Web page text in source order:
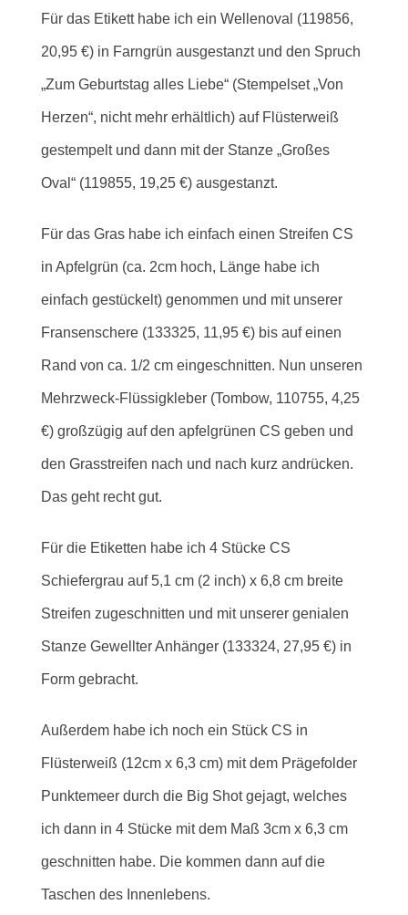
Für das Etikett habe ich ein Wellenoval (119856,
20,95 €) in Farngrün ausgestanzt und den Spruch
„Zum Geburtstag alles Liebe“ (Stempelset „Von
Herzen“, nicht mehr erhältlich) auf Flüsterweiß
gestempelt und dann mit der Stanze „Großes
Oval“ (119855, 19,25 €) ausgestanzt.
Für das Gras habe ich einfach einen Streifen CS
in Apfelgrün (ca. 2cm hoch, Länge habe ich
einfach gestückelt) genommen und mit unserer
Fransenschere (133325, 11,95 €) bis auf einen
Rand von ca. 1/2 cm eingeschnitten. Nun unseren
Mehrzweck-Flüssigkleber (Tombow, 110755, 4,25
€) großzügig auf den apfelgrünen CS geben und
den Grasstreifen nach und nach kurz andrücken.
Das geht recht gut.
Für die Etiketten habe ich 4 Stücke CS
Schiefergrau auf 5,1 cm (2 inch) x 6,8 cm breite
Streifen zugeschnitten und mit unserer genialen
Stanze Gewellter Anhänger (133324, 27,95 €) in
Form gebracht.
Außerdem habe ich noch ein Stück CS in
Flüsterweiß (12cm x 6,3 cm) mit dem Prägefolder
Punktemeer durch die Big Shot gejagt, welches
ich dann in 4 Stücke mit dem Maß 3cm x 6,3 cm
geschnitten habe. Die kommen dann auf die
Taschen des Innenlebens.